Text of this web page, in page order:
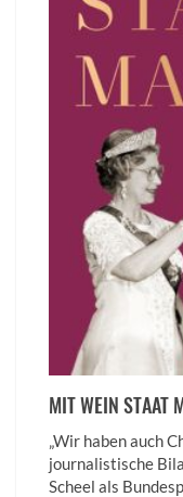
MIT WEIN STAAT
„Wir haben auch
journalistische
Scheel als